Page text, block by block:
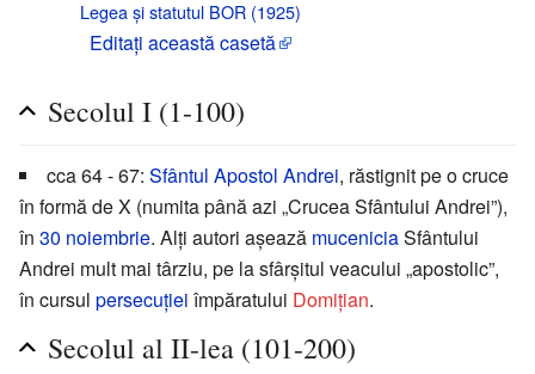
Legea și statutul BOR (1925)
Editaţi această casetă
Secolul I (1-100)
cca 64 - 67: Sfântul Apostol Andrei, răstignit pe o cruce
în formă de X (numita până azi „Crucea Sfântului Andrei”),
în 30 noiembrie. Alți autori așează muceniciaSfântului
Andrei mult mai târziu, pe la sfârșitul veacului „apostolic”,
în cursul persecuției împăratului Domițian.
Secolul al II-lea (101-200)